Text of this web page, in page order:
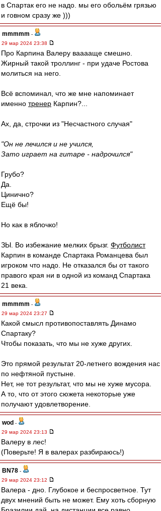
в Спартак его не надо. мы его обольём грязью
и говном сразу же )))
mmmmm -
29 мар 2024 23:38
Про Карпина Валеру вааааще смешно.
Жирный такой троллинг - при удаче Ростова
молиться на него.
Всё вспоминал, что же мне напоминает
именно тренер Карпин?...
Ах, да, строчки из "Несчастного случая"
"Он не лечился и не учился,
Зато играет на гитаре - надрочился"
Грубо?
Да.
Цинично?
Ещё бы!
Но как в яблочко!
ЗЫ. Во избежание мелких брызг. Футболист
Карпин в команде Спартака Романцева был
игроком что надо. Не отказался бы от такого
правого края ни в одной из команд Спартака
21 века.
mmmmm -
29 мар 2024 23:27
Какой смысл противопоставлять Динамо
Спартаку?
Чтобы показать, что мы не хуже других.
Это прямой результат 20-летнего вождения нас
по нефтяной пустыне.
Нет, не тот результат, что мы не хуже мусора.
А то, что от этого сюжета некоторые уже
получают удовлетворение.
wod -
29 мар 2024 23:13
Валеру в лес!
(Поверьте! Я в валерах разбираюсь!)
BN78 -
29 мар 2024 23:12
Валера - дно. Глубокое и беспросветное. Тут
двух мнений быть не может. Ему хоть сборную